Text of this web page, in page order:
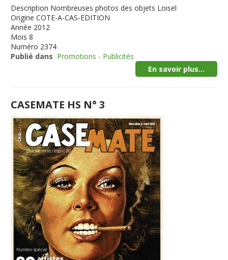
Description Nombreuses photos des objets Loisel
Origine COTE-A-CAS-EDITION
Année 2012
Mois 8
Numéro 2374
Publié dans Promotions - Publicités
En savoir plus...
CASEMATE HS N° 3